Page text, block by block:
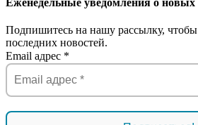
Подпишитесь на нашу рассылку, чтобы
последних новостей.
Email адрес *